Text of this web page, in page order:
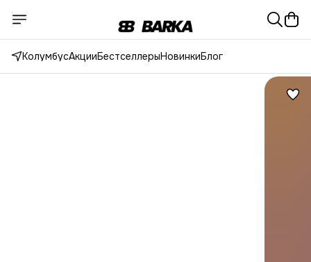
КолумбусАкцииБестселлерыНовинкиБлог